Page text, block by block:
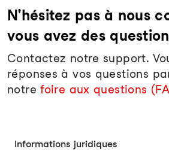
N'hésitez pas à nous
vous avez des
Contactez notre support.
réponses à vos questions
notrefoire aux questions
Informations juridiques